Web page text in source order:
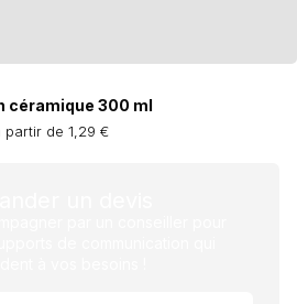
céramique 300 ml
partir de 1,29 €